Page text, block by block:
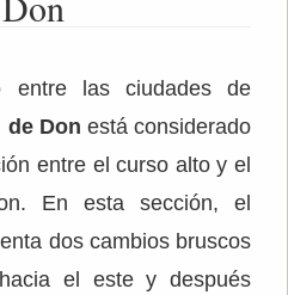
entre las ciudades de
de Don está considerado
entre el curso alto y el
En esta sección, el
dos cambios bruscos
el este y después